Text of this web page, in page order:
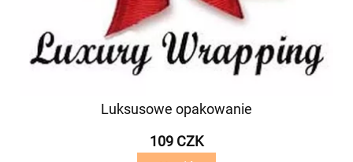
Luksusowe opakowanie
109 CZK